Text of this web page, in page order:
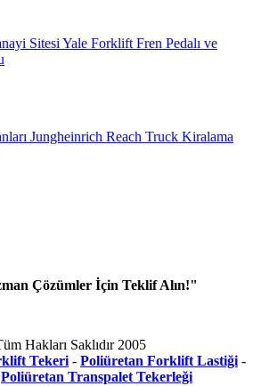
Sitesi Yale Forklift Fren Pedalı ve
Jungheinrich Reach Truck Kiralama
Çözümler İçin Teklif Alın!"
Hakları Saklıdır 2005
Tekeri - Poliüretan Forklift Lastiği -
Poliüretan Transpalet Tekerleği